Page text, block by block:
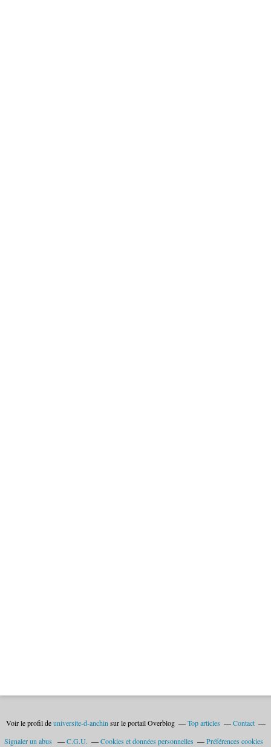
Voir le profil deuniversite-d-anchin sur le portail Overblog Top articles
Contact
Signaler un abus
C.G.U. Cookies et données personnelles Préférences cookies